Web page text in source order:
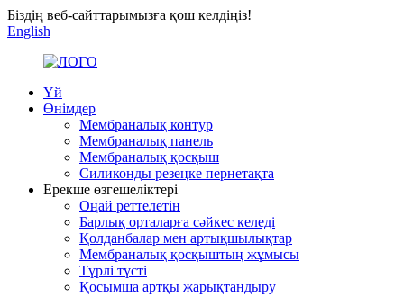
Біздің веб-сайттарымызға қош келдіңіз!
English
Үй
Өнімдер
Мембраналық контур
Мембраналық панель
Мембраналық қосқыш
Силиконды резеңке пернетақта
Ерекше өзгешеліктері
Оңай реттелетін
Барлық орталарға сәйкес келеді
Қолданбалар мен артықшылықтар
Мембраналық қосқыштың жұмысы
Түрлі түсті
Қосымша артқы жарықтандыру